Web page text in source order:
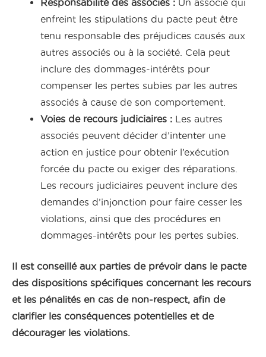
Responsabilité des associés : Un associé qui
enfreint les stipulations du pacte peut être
tenu responsable des préjudices causés aux
autres associés ou à la société. Cela peut
inclure des dommages-intérêts pour
compenser les pertes subies par les autres
associés à cause de son comportement.
Voies de recours judiciaires : Les autres
associés peuvent décider d’intenter une
action en justice pour obtenir l’exécution
forcée du pacte ou exiger des réparations.
Les recours judiciaires peuvent inclure des
demandes d’injonction pour faire cesser les
violations, ainsi que des procédures en
dommages-intérêts pour les pertes subies.
Il est conseillé aux parties de prévoir dans le pacte
des dispositions spécifiques concernant les recours
et les pénalités en cas de non-respect, afin de
clarifier les conséquences potentielles et de
décourager les violations.